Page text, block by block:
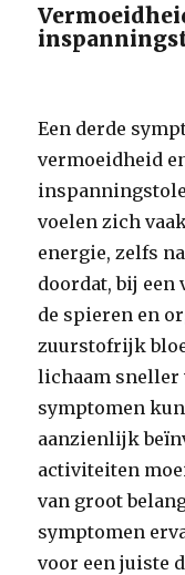
Een derde
vermoeidheid
voelen zich
energie, zelfs
doordat, bij
de spieren en
zuurstofrijk
lichaam sneller
symptomen
aanzienlijk
activiteiten
van groot
symptomen
voor een juiste